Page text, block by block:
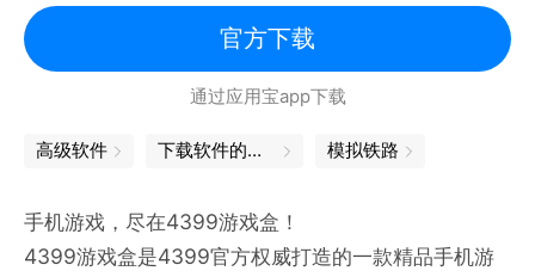
官方下载
通过应用宝app下载
高级软件 下载软件的软件 模拟铁路
手机游戏，尽在4399游戏盒！
4399游戏盒是4399官方权威打造的一款精品手机游